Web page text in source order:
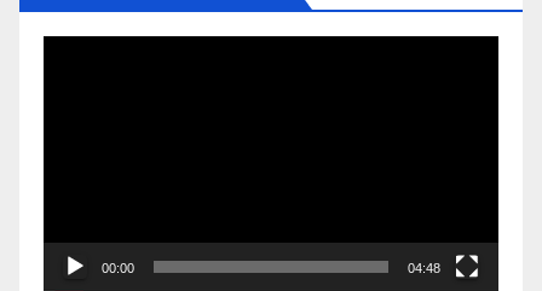
00:00 04:48